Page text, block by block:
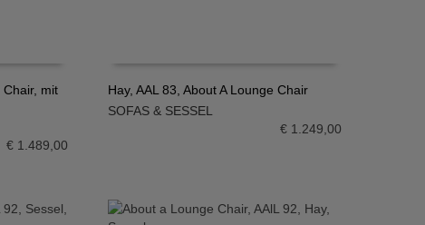
Chair, mit
€1.489,00
IN DEN WARENKORB
Hay, AAL 83, About A Lounge Chair
SOFAS & SESSEL
€ 1.249,00